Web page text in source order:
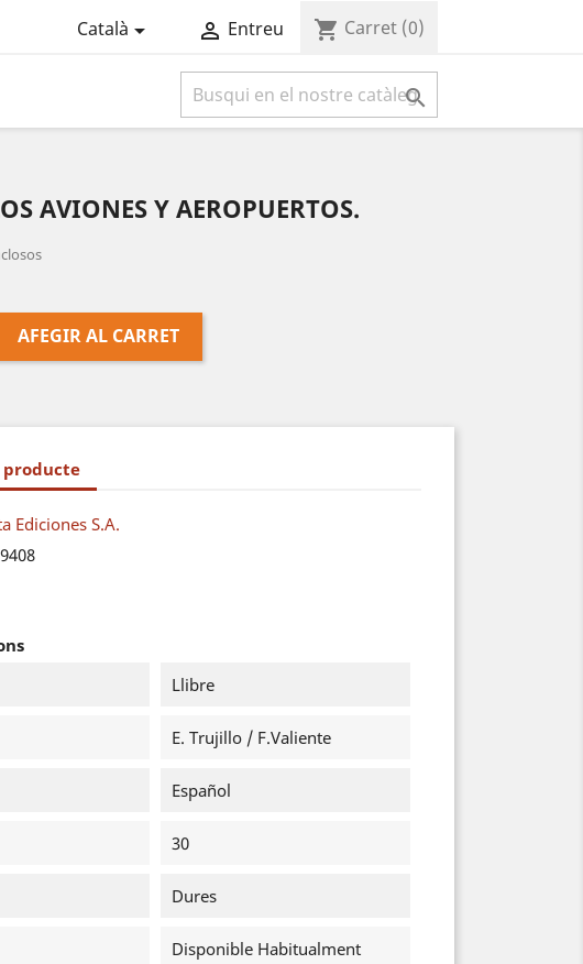
Català  Entreu shopping_cart Carret (0)

AVIONES Y AEROPUERTOS.
AFEGIR AL CARRET
producte
Ediciones S.A.
Llibre
E. Trujillo / F.Valiente
Español
30
Dures
Disponible Habitualment